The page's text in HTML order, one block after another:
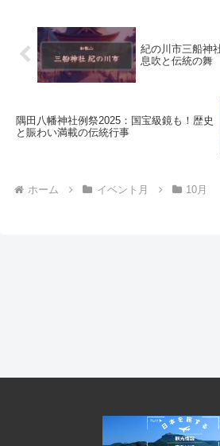
紀の川市三船神
息吹と伝統の舞
隅田八幡神社例祭2025：国宝級鏡も！歴史
と賑わい満載の伝統行事
ホーム イベント月 10月